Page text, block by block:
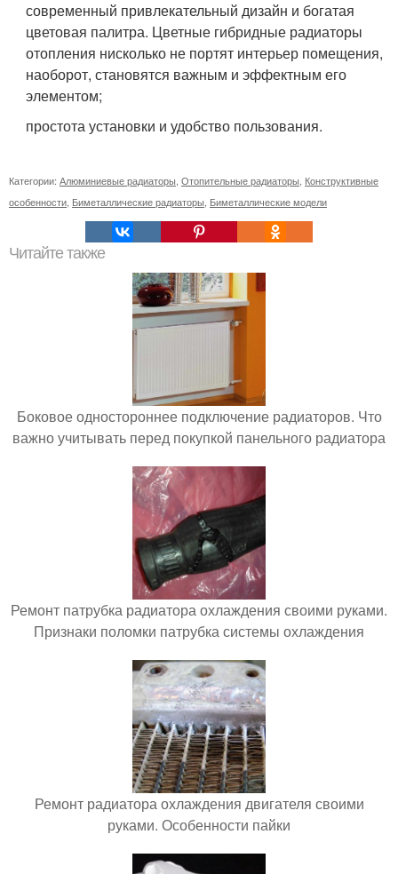
современный привлекательный дизайн и богатая
цветовая палитра. Цветные гибридные радиаторы
отопления нисколько не портят интерьер помещения,
наоборот, становятся важным и эффектным его
элементом;
простота установки и удобство пользования.
Категории: Алюминиевые радиаторы Отопительные радиаторы Конструктивные
особенности Биметаллические радиаторы Биметаллические модели
Читайте также
Боковое одностороннее подключение радиаторов. Что
важно учитывать перед покупкой панельного радиатора
Ремонт патрубка радиатора охлаждения своими руками.
Признаки поломки патрубка системы охлаждения
Ремонт радиатора охлаждения двигателя своими
руками. Особенности пайки